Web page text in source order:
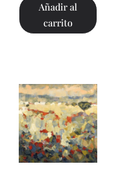
Añadir al
carrito